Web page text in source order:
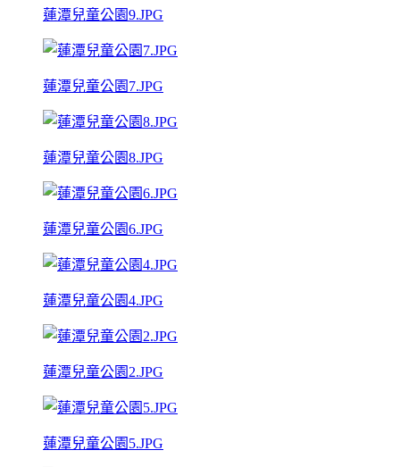
蓮潭兒童公園9.JPG
蓮潭兒童公園7.JPG
蓮潭兒童公園8.JPG
蓮潭兒童公園6.JPG
蓮潭兒童公園4.JPG
蓮潭兒童公園2.JPG
蓮潭兒童公園5.JPG